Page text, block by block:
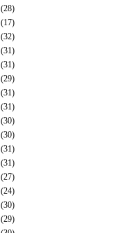
(28)
(17)
(32)
(31)
(31)
(29)
(31)
(31)
(30)
(30)
(31)
(31)
(27)
(24)
(30)
(29)